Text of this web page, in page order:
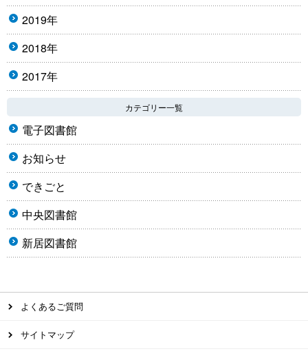
2019年
2018年
2017年
カテゴリー一覧
電子図書館
お知らせ
できごと
中央図書館
新居図書館
よくあるご質問
サイトマップ